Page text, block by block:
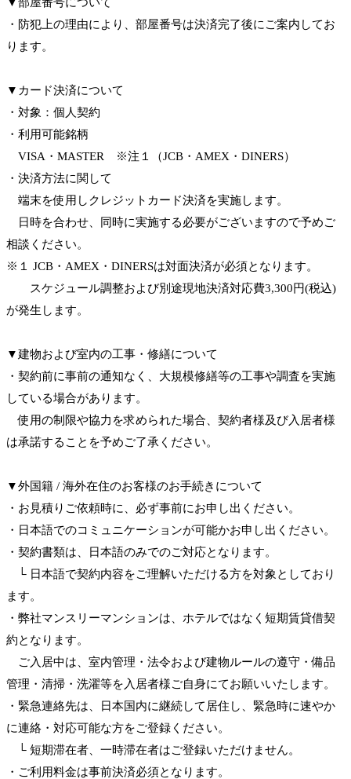
・防犯上の理由により、部屋番号は決済完了後にご案内してお
ります。
▼カード決済について
・対象：個人契約
・利用可能銘柄
VISA・MASTER ※注１（JCB・AMEX・DINERS）
・決済方法に関して
端末を使用しクレジットカード決済を実施します。
日時を合わせ、同時に実施する必要がございますので予めご
相談ください。
※１ JCB・AMEX・DINERSは対面決済が必須となります。
スケジュール調整および別途現地決済対応費3,300円(税込)
が発生します。
▼建物および室内の工事・修繕について
・契約前に事前の通知なく、大規模修繕等の工事や調査を実施
している場合があります。
使用の制限や協力を求められた場合、契約者様及び入居者様
は承諾することを予めご了承ください。
▼外国籍 / 海外在住のお客様のお手続きについて
・お見積りご依頼時に、必ず事前にお申し出ください。
・日本語でのコミュニケーションが可能かお申し出ください。
・契約書類は、日本語のみでのご対応となります。
└ 日本語で契約内容をご理解いただける方を対象としており
ます。
・弊社マンスリーマンションは、ホテルではなく短期賃貸借契
約となります。
ご入居中は、室内管理・法令および建物ルールの遵守・備品
管理・清掃・洗濯等を入居者様ご自身にてお願いいたします。
・緊急連絡先は、日本国内に継続して居住し、緊急時に速やか
に連絡・対応可能な方をご登録ください。
└ 短期滞在者、一時滞在者はご登録いただけません。
・ご利用料金は事前決済必須となります。